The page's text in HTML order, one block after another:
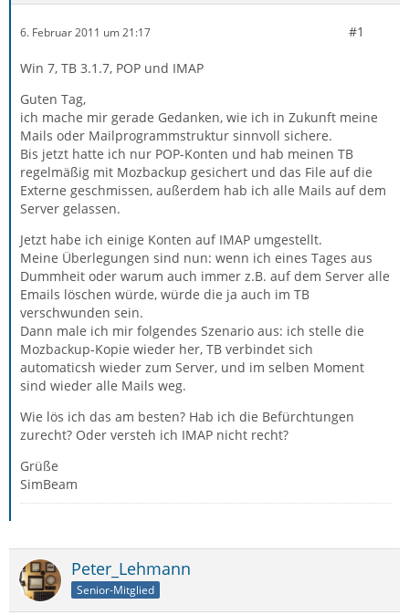
6. Februar 2011 um 21:17 #1
Win 7, TB 3.1.7, POP und IMAP
Guten Tag,
ich mache mir gerade Gedanken, wie ich in Zukunft meine
Mails oder Mailprogrammstruktur sinnvoll sichere.
Bis jetzt hatte ich nur POP-Konten und hab meinen TB
regelmäßig mit Mozbackup gesichert und das File auf die
Externe geschmissen, außerdem hab ich alle Mails auf dem
Server gelassen.
Jetzt habe ich einige Konten auf IMAP umgestellt.
Meine Überlegungen sind nun: wenn ich eines Tages aus
Dummheit oder warum auch immer z.B. auf dem Server alle
Emails löschen würde, würde die ja auch im TB
verschwunden sein.
Dann male ich mir folgendes Szenario aus: ich stelle die
Mozbackup-Kopie wieder her, TB verbindet sich
automaticsh wieder zum Server, und im selben Moment
sind wieder alle Mails weg.
Wie lös ich das am besten? Hab ich die Befürchtungen
zurecht? Oder versteh ich IMAP nicht recht?
Grüße
SimBeam
Peter_Lehmann
Senior-Mitglied